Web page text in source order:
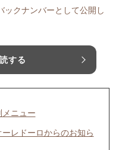
ックナンバーとして公開し
する
ニュー
レドーロからのお知ら